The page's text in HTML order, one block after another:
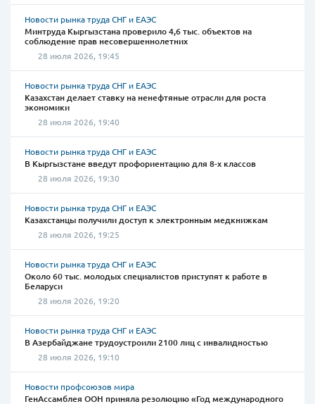
Новости рынка труда СНГ и ЕАЭС
Минтруда Кыргызстана проверило 4,6 тыс. объектов на
соблюдение прав несовершеннолетних
28 июля 2026, 19:45
Новости рынка труда СНГ и ЕАЭС
Казахстан делает ставку на ненефтяные отрасли для роста
экономики
28 июля 2026, 19:40
Новости рынка труда СНГ и ЕАЭС
В Кыргызстане введут профориентацию для 8-х классов
28 июля 2026, 19:30
Новости рынка труда СНГ и ЕАЭС
Казахстанцы получили доступ к электронным медкнижкам
28 июля 2026, 19:25
Новости рынка труда СНГ и ЕАЭС
Около 60 тыс. молодых специалистов приступят к работе в
Беларуси
28 июля 2026, 19:20
Новости рынка труда СНГ и ЕАЭС
В Азербайджане трудоустроили 2100 лиц с инвалидностью
28 июля 2026, 19:10
Новости профсоюзов мира
ГенАссамблея ООН приняла резолюцию «Год международного